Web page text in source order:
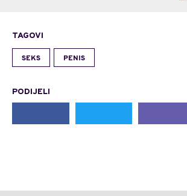
TAGOVI
SEKS PENIS
PODIJELI